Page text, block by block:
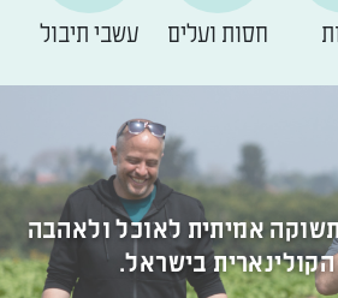
חסות ועלים עשבי תיבול
אמיתית לאוכל ולאהבה
בישראל.